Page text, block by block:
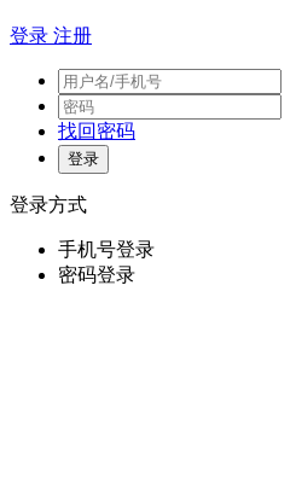
登录 注册
找回密码
登录方式
手机号登录
密码登录